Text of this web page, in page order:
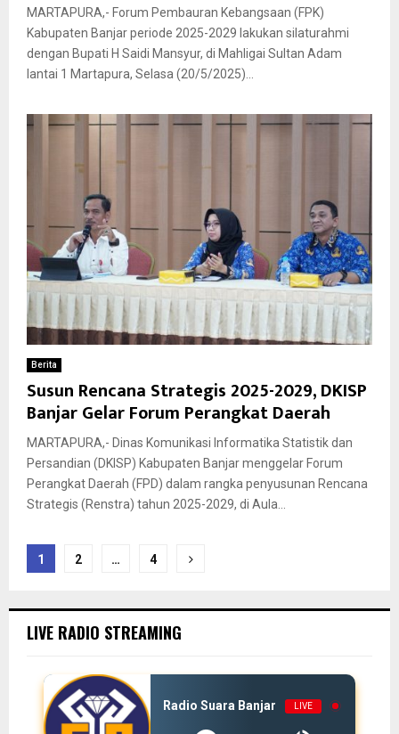
MARTAPURA,- Forum Pembauran Kebangsaan (FPK)
Kabupaten Banjar periode 2025-2029 lakukan silaturahmi
dengan Bupati H Saidi Mansyur, di Mahligai Sultan Adam
lantai 1 Martapura, Selasa (20/5/2025)...
Berita
Susun Rencana Strategis 2025-2029, DKISP
Banjar Gelar Forum Perangkat Daerah
MARTAPURA,- Dinas Komunikasi Informatika Statistik dan
Persandian (DKISP) Kabupaten Banjar menggelar Forum
Perangkat Daerah (FPD) dalam rangka penyusunan Rencana
Strategis (Renstra) tahun 2025-2029, di Aula...
Paginasi
1 2 … 4
LIVE RADIO STREAMING
Radio Suara Banjar LIVE